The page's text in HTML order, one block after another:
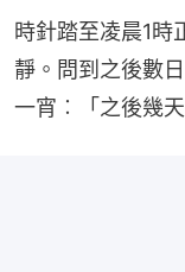
時針踏至凌晨1時
靜。問到之後數
一宵︰「之後幾